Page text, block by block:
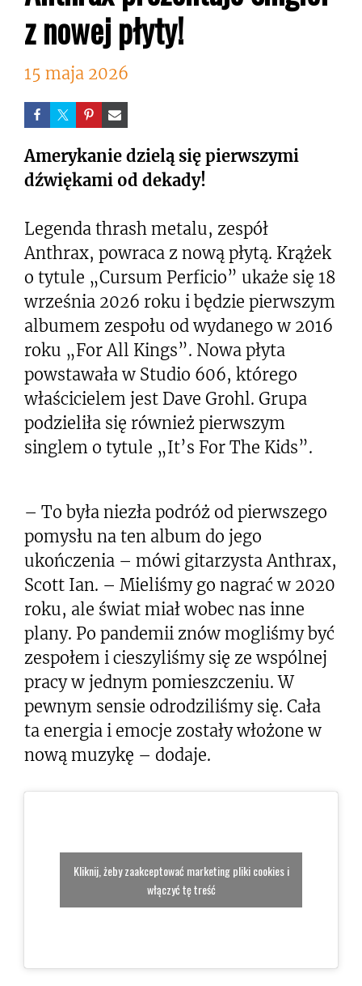
z nowej płyty!
15 maja 2026
Amerykanie dzielą się pierwszymi
dźwiękami od dekady!
Legenda thrash metalu, zespół
Anthrax, powraca z nową płytą. Krążek
o tytule „Cursum Perficio” ukaże się 18
września 2026 roku i będzie pierwszym
albumem zespołu od wydanego w 2016
roku „For All Kings”. Nowa płyta
powstawała w Studio 606, którego
właścicielem jest Dave Grohl. Grupa
podzieliła się również pierwszym
singlem o tytule „It’s For The Kids”.
– To była niezła podróż od pierwszego
pomysłu na ten album do jego
ukończenia – mówi gitarzysta Anthrax,
Scott Ian. – Mieliśmy go nagrać w 2020
roku, ale świat miał wobec nas inne
plany. Po pandemii znów mogliśmy być
zespołem i cieszyliśmy się ze wspólnej
pracy w jednym pomieszczeniu. W
pewnym sensie odrodziliśmy się. Cała
ta energia i emocje zostały włożone w
nową muzykę – dodaje.
Kliknij, żeby zaakceptować marketing pliki cookies i
włączyć tę treść